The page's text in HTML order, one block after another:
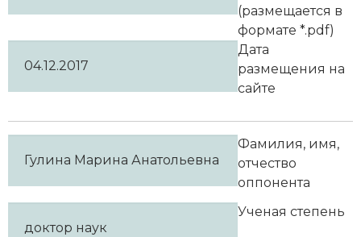
(размещается в
формате *.pdf)
04.12.2017
Дата
размещения на
сайте
Гулина Марина Анатольевна
Фамилия, имя,
отчество
оппонента
доктор наук
Ученая степень